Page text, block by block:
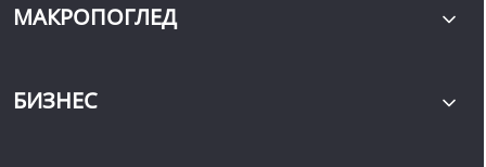
МАКРОПОГЛЕД
БИЗНЕС